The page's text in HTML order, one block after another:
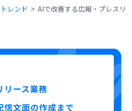
レンド AIで改善する広報・プレスリ